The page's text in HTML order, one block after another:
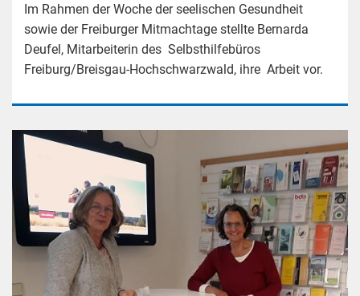
Im Rahmen der Woche der seelischen Gesundheit
sowie der Freiburger Mitmachtage stellte Bernarda
Deufel, Mitarbeiterin des Selbsthilfebüros
Freiburg/Breisgau-Hochschwarzwald, ihre Arbeit vor.